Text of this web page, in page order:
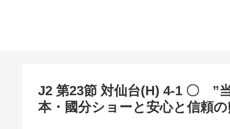
J2 第23節 対仙台(H) 4-1 〇 ”
本・國分ショーと安心と信頼